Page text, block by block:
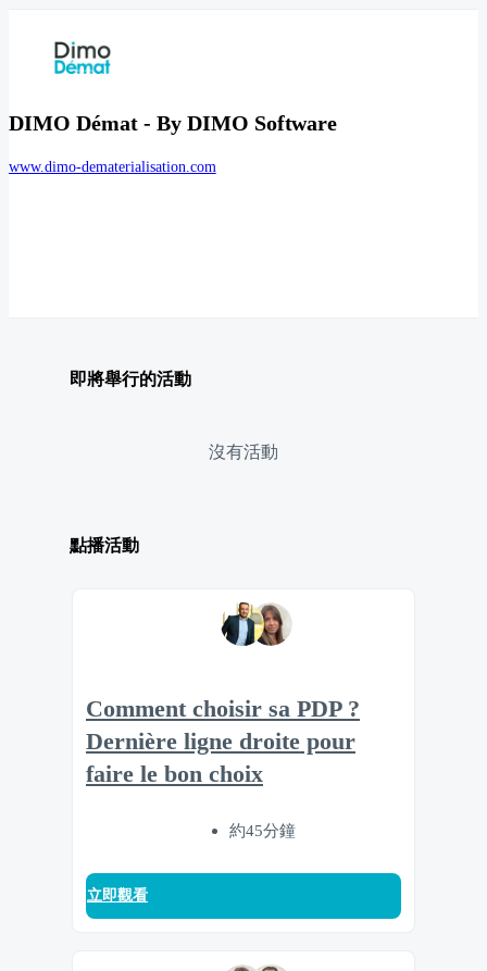
DIMO Démat - By DIMO Software
www.dimo-dematerialisation.com
即將舉行的活動
沒有活動
點播活動
Comment choisir sa PDP ?
Dernière ligne droite pour
faire le bon choix
約45分鐘
立即觀看